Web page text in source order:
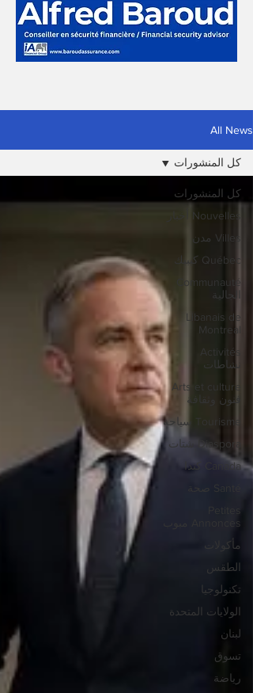
All News
كل المنشورات
Nouvelles أخبار
Villes مدن
Québec كيبيك
Communauté
الجالية
Libanais de
Montreal
Activités
نشاطات
Arts et culture
فنون وثقافة
Tourisme سياحة
Diaspora شتات
Canada كندا
Santé صحة
Annonces مبوب
مأكولات
الطقس
تكنولوجيا
الولايات المتحدة
لبنان
تسوق
رياضة
كل المنشورات